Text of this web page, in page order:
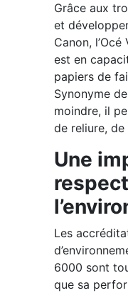
Grâce aux
et
Canon,
est en
papiers de
Synonyme
moindre, il
de reliure,
Une
Les
6000 sont
que sa